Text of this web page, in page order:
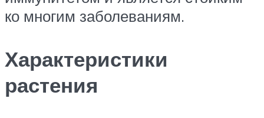
ко многим заболеваниям.
Характеристики
растения